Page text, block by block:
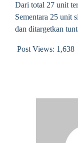
Dari total 27 unit
Sementara 25 unit
dan ditargetkan
Post Views: 1,638